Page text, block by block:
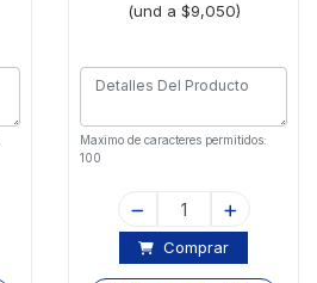
(und a $9,050)
Maximo de caracteres permitidos:
100
Comprar